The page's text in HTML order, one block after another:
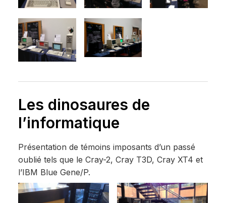
Les dinosaures de
l’informatique
Présentation de témoins imposants d’un passé
oublié tels que le Cray-2, Cray T3D, Cray XT4 et
l’IBM Blue Gene/P.